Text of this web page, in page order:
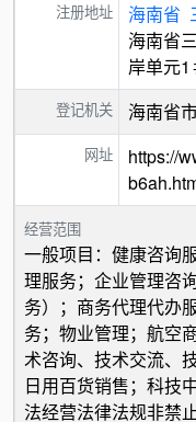
注册地址 海南省
海南省
岸单元
登记机关 海南省
网址
https://
经营范围
一般项目：健康咨询
理服务；企业管理咨
务）；商务代理代办
务；物业管理；航空
术咨询、技术交流、
日用百货销售；科技
法经营法律法规非禁